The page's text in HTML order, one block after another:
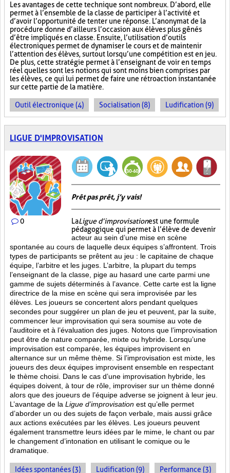
Les avantages de cette technique sont nombreux. D’abord, elle
permet à l’ensemble de la classe de participer à l’activité et
d’avoir l’opportunité de tenter une réponse. L’anonymat de la
procédure donne d’ailleurs l’occasion aux élèves plus gênés
d’être impliqués en classe. Ensuite, l’utilisation d’outils
électroniques permet de dynamiser le cours et de maintenir
l’attention des élèves, surtout lorsqu’une compétition est en jeu.
De plus, cette stratégie permet à l’enseignant de voir en temps
réel quelles sont les notions qui sont moins bien comprises par
les élèves, ce qui lui permet de faire une rétroaction instantanée
sur cette partie de la matière.
Outil électronique (4) Socialisation (8) Ludification (9)
LIGUE D'IMPROVISATION
0
Prêt pas prêt, j’y vais!
LaLigue d’improvisationest une formule
pédagogique qui permet à l’élève de devenir
acteur au sein d’une mise en scène
spontanée au cours de laquelle deux équipes s’affrontent. Trois
types de participants se prêtent au jeu : le capitaine de chaque
équipe, l’arbitre et les juges. L’arbitre, la plupart du temps
l’enseignant de la classe, pige au hasard une carte parmi une
gamme de sujets déterminés à l’avance. Cette carte est la ligne
directrice de la mise en scène qui sera improvisée par les
élèves. Les joueurs se concertent alors pendant quelques
secondes pour suggérer un plan de jeu et peuvent, par la suite,
commencer leur improvisation qui sera soumise au vote de
l’auditoire et à l’évaluation des juges. Notons que l’improvisation
peut être de nature comparée, mixte ou hybride. Lorsqu’une
improvisation est comparée, les équipes improvisent en
alternance sur un même thème. Si l’improvisation est mixte, les
joueurs des deux équipes improvisent ensemble en respectant
le thème choisi. Dans le cas d’une improvisation hybride, les
équipes doivent, à tour de rôle, improviser sur un thème donné
alors que des joueurs de l’équipe adverse se joignent à leur jeu.
L’avantage de la Ligue d’improvisation est qu’elle permet
d’aborder un ou des sujets de façon verbale, mais aussi grâce
aux actions exécutées par les élèves. Les joueurs peuvent
également transmettre leurs idées par le mime, le chant ou par
le changement d’intonation en utilisant le comique ou le
dramatique.
Idées spontanées (3) Ludification (9) Performance (3)